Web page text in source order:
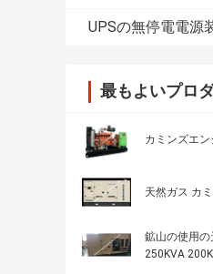
UPSの無停電電源
最もよいプロ
カミンズエ
天然ガス カ
鉱山の使用
250KVA